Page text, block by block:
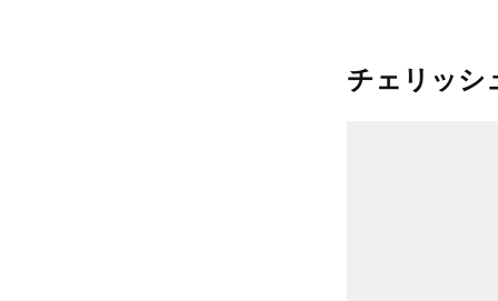
チェリッシ